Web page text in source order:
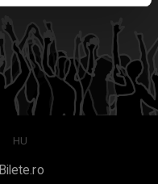
HU
Bilete.ro